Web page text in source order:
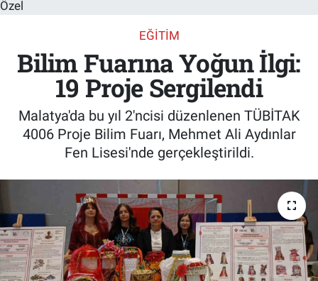
Özel
EĞITIM
Bilim Fuarına Yoğun İlgi:
19 Proje Sergilendi
Malatya'da bu yıl 2'ncisi düzenlenen TÜBİTAK
4006 Proje Bilim Fuarı, Mehmet Ali Aydınlar
Fen Lisesi'nde gerçekleştirildi.